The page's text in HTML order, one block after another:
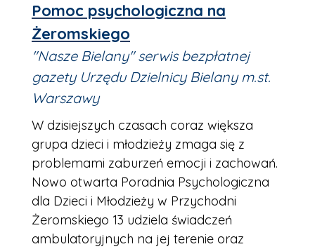
Pomoc psychologiczna na
Żeromskiego
"Nasze Bielany" serwis bezpłatnej
gazety Urzędu Dzielnicy Bielany m.st.
Warszawy
W dzisiejszych czasach coraz większa
grupa dzieci i młodzieży zmaga się z
problemami zaburzeń emocji i zachowań.
Nowo otwarta Poradnia Psychologiczna
dla Dzieci i Młodzieży w Przychodni
Żeromskiego 13 udziela świadczeń
ambulatoryjnych na jej terenie oraz